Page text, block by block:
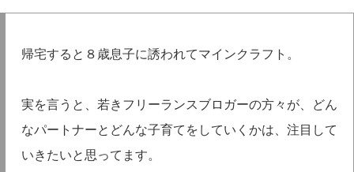
帰宅すると８歳息子に誘われてマインクラフト。
実を言うと、若きフリーランスブロガーの方々が、どん
なパートナーとどんな子育てをしていくかは、注目して
いきたいと思ってます。